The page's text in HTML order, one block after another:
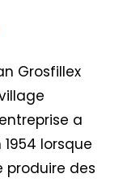
Grosfillex
a
lorsque
produire des